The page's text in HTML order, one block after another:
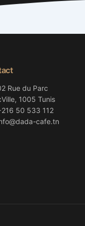
Rue du Parc
1005 Tunis
50 533 112
cafe.tn